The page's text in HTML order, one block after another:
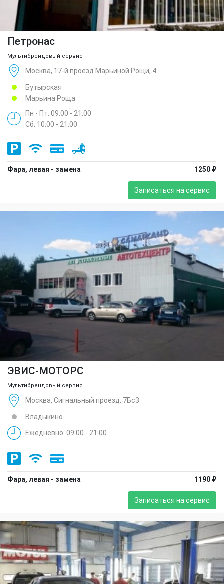
Петронас
Мультибрендовый сервис
Москва, 17-й проезд Марьиной Рощи, 4
Бутырская
Марьина Роща
Пн - Пт: 09:00 - 21:00
Сб: 10:00 - 21:00
Фара, левая - замена 1250 ₽
Записаться на сервис
ЭВИС-МОТОРС
Мультибрендовый сервис
Москва, Сигнальный проезд, 7Бс3
Владыкино
Ежедневно: 09:00 - 21:00
Фара, левая - замена 1190 ₽
Записаться на сервис